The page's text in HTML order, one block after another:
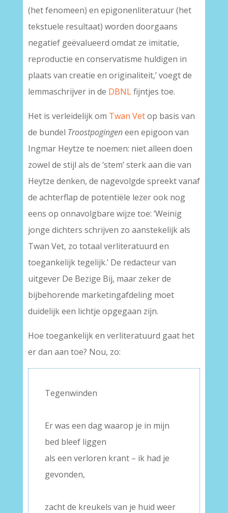
(het fenomeen) en epigonenliteratuur (het
tekstuele resultaat) worden doorgaans
negatief geëvalueerd omdat ze imitatie,
reproductie en conservatisme huldigen in
plaats van creatie en originaliteit,’ voegt de
lemmaschrijver in de DBNLfijntjes toe.
Het is verleidelijk om Twan Vetop basis van
de bundel Troostpogingeneen epigoon van
Ingmar Heytze te noemen: niet alleen doen
zowel de stijl als de ‘stem’ sterk aan die van
Heytze denken, de nagevolgde spreekt vanaf
de achterflap de potentiële lezer ook nog
eens op onnavolgbare wijze toe: ‘Weinig
jonge dichters schrijven zo aanstekelijk als
Twan Vet, zo totaal verliteratuurd en
toegankelijk tegelijk.’ De redacteur van
uitgever De Bezige Bij, maar zeker de
bijbehorende marketingafdeling moet
duidelijk een lichtje opgegaan zijn.
Hoe toegankelijk en verliteratuurd gaat het
er dan aan toe? Nou, zo:
Tegenwinden
Er was een dag waarop je in mijn
bed bleef liggen
als een verloren krant – ik had je
gevonden,
zacht de kreukels van je huid weer